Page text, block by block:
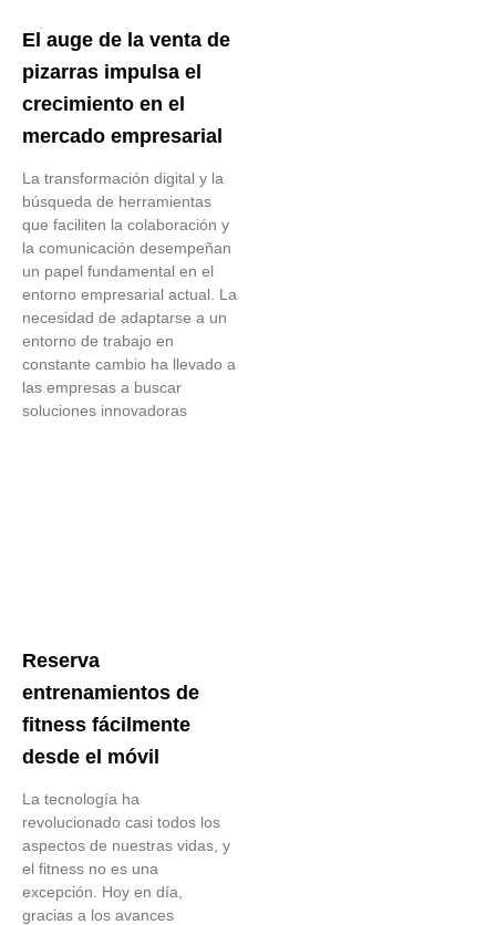
El auge de la venta de
pizarras impulsa el
crecimiento en el
mercado empresarial
La transformación digital y la
búsqueda de herramientas
que faciliten la colaboración y
la comunicación desempeñan
un papel fundamental en el
entorno empresarial actual. La
necesidad de adaptarse a un
entorno de trabajo en
constante cambio ha llevado a
las empresas a buscar
soluciones innovadoras
Reserva
entrenamientos de
fitness fácilmente
desde el móvil
La tecnología ha
revolucionado casi todos los
aspectos de nuestras vidas, y
el fitness no es una
excepción. Hoy en día,
gracias a los avances